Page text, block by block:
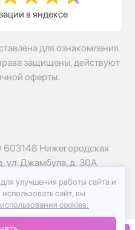
в яндексе
для ознакомления
защищены, действуют
оферты.
Нижегородская
ул. Джамбула, д. 30А
улучшения работы сайта и
сайт, вы
cookies.